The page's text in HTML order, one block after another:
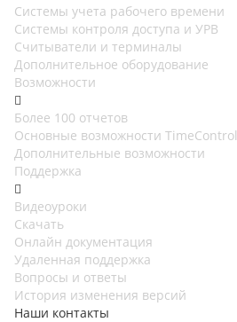
Cистемы учета рабочего времени
Системы контроля доступа и УРВ
Считыватели и терминалы
Дополнительное оборудование
Возможности
Более 100 отчетов
Основные возможности TimeControl
Дополнительные возможности
Поддержка
Видеоуроки
Скачать
Онлайн документация
Удаленная поддержка
Вопросы и ответы
История изменения версий
Наши контакты